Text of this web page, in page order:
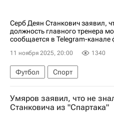
РПЛ 2026-2027 (Чемпионат
Спорт
Серб Деян Станкович заявил,
должность главного тренера
сообщается в Telegram-канале
11 ноября 2025, 20:00 1340
Футбол
Спорт
Российский футбольный
Спартак Москва
РПЛ 2026-2027 (Чемпионат
Умяров заявил, что не
Станковича из "Спартака"